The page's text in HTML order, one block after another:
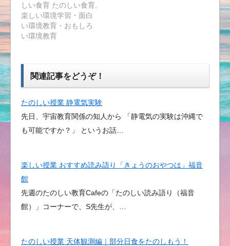
しい食育 たのしい食育,
楽しい環境学習・面白
い環境教育・おもしろ
い環境教育
関連記事をどうぞ！
たのしい授業 静電気実験
先日、宇宙教育関係の知人から 「静電気の実験は沖縄で
も可能ですか？」 というお話…
楽しい授業 おすすめ読み語り「きょうのおやつは」福音
館
先週のたのしい教育Cafeの「たのしい読み語り（福音
館）」コーナーで、S先生が、…
たのしい授業 天体観測編｜部分日食をたのしもう！